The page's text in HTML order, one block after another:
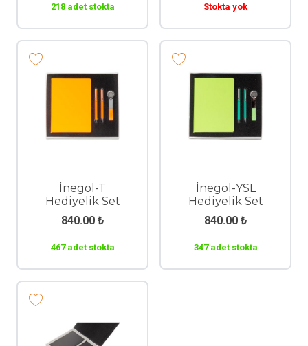
218 adet stokta Stokta yok
İnegöl-T
Hediyelik Set
840.00 ₺
467 adet stokta
İnegöl-YSL
Hediyelik Set
840.00 ₺
347 adet stokta